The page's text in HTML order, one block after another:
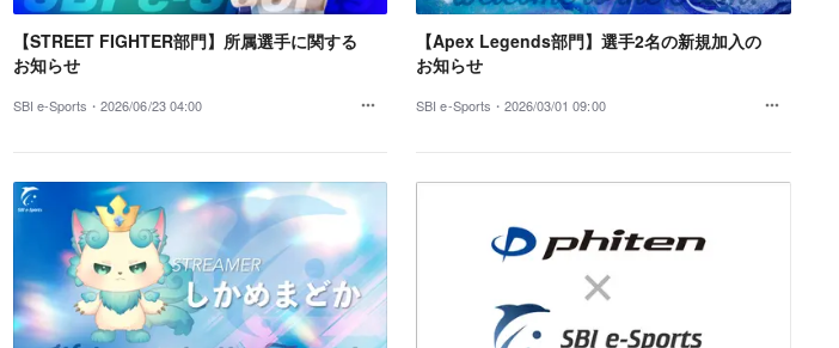
【STREET FIGHTER部門】所属選手に関する
お知らせ
SBI e-Sports・2026/06/23 04:00
【Apex Legends部門】選手2名の新規加入の
お知らせ
SBI e-Sports・ 2026/03/01 09:00